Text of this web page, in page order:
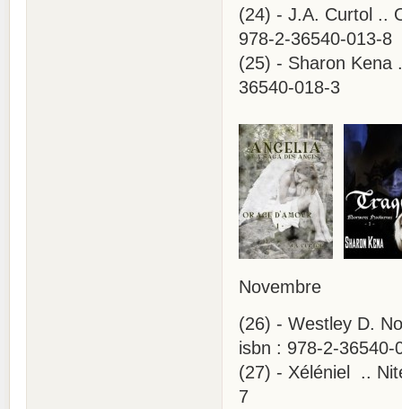
(24) - J.A. Curtol ..
978-2-36540-013-8
(25) - Sharon Kena
36540-018-3
Novembre
(26) - Westley D.
isbn : 978-2-36540-
(27) - Xéléniel ..
7